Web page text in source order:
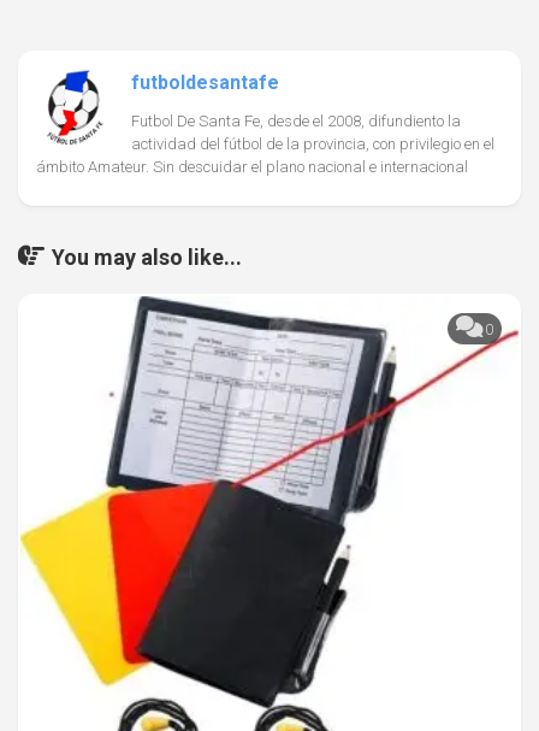
futboldesantafe
Futbol De Santa Fe, desde el 2008, difundiento la
actividad del fútbol de la provincia, con privilegio en el
ámbito Amateur. Sin descuidar el plano nacional e internacional
You may also like...
0